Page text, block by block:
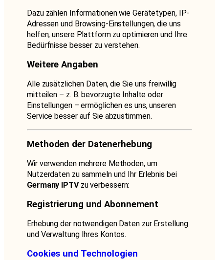
Dazu zählen Informationen wie Gerätetypen, IP-
Adressen und Browsing-Einstellungen, die uns
helfen, unsere Plattform zu optimieren und Ihre
Bedürfnisse besser zu verstehen.
Weitere Angaben
Alle zusätzlichen Daten, die Sie uns freiwillig
mitteilen – z. B. bevorzugte Inhalte oder
Einstellungen – ermöglichen es uns, unseren
Service besser auf Sie abzustimmen.
Methoden der Datenerhebung
Wir verwenden mehrere Methoden, um
Nutzerdaten zu sammeln und Ihr Erlebnis bei
Germany IPTVzu verbessern:
Registrierung und Abonnement
Erhebung der notwendigen Daten zur Erstellung
und Verwaltung Ihres Kontos.
Cookies und Technologien